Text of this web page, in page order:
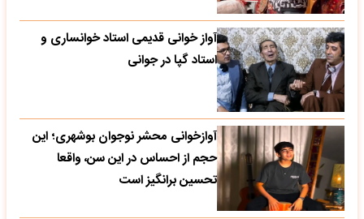
آواز خوانی قدیمی استاد خوانساری و
استاد گپا در جوانی
آوازخوانی محشر نوجوان بوشهری؛ این
حجم از احساس در این سن، واقعا
تحسین‌ برانگیز است